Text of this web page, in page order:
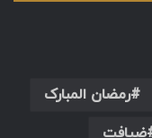
رمضان المبارک
ضیافت